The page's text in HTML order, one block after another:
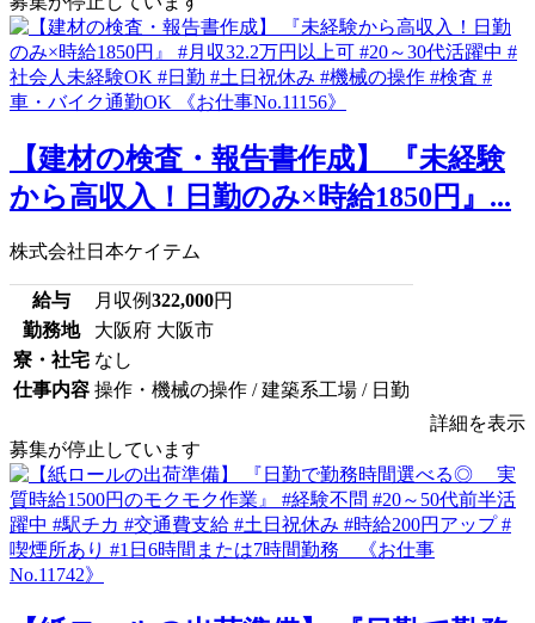
【建材の検査・報告書作成】 『未経験
から高収入！日勤のみ×時給1850円』...
株式会社日本ケイテム
給与 月収例322,000円
勤務地
大阪府 大阪市
寮・社宅 なし
仕事内容 操作・機械の操作 / 建築系工場 / 日勤
詳細を表示
募集が停止しています